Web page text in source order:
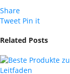
Share
Tweet Pin it
Related Posts